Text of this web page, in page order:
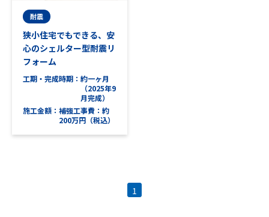
耐震
狭小住宅でもできる、安
心のシェルター型耐震リ
フォーム
工期・完成時期
約一ヶ月
（2025年9
月完成）
施工金額
補強工事費：約
200万円（税込）
1